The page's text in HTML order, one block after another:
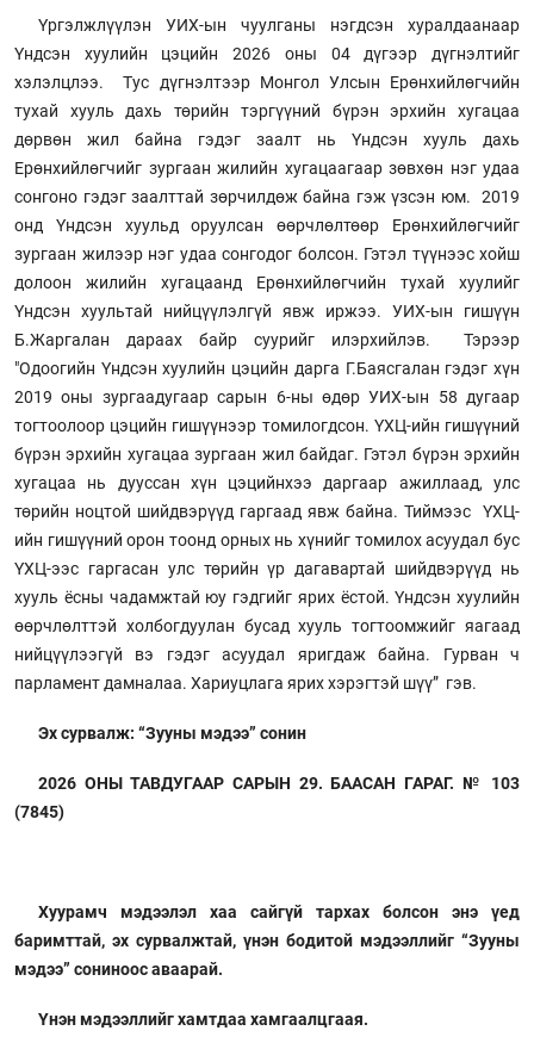
Үргэлжлүүлэн УИХ-ын чуулганы нэгдсэн хуралдаанаар
Үндсэн хуулийн цэцийн 2026 оны 04 дүгээр дүгнэлтийг
хэлэлцлээ. Тус дүгнэлтээр Монгол Улсын Ерөнхийлөгчийн
тухай хууль дахь төрийн тэргүүний бүрэн эрхийн хугацаа
дөрвөн жил байна гэдэг заалт нь Үндсэн хууль дахь
Ерөнхийлөгчийг зургаан жилийн хугацаагаар зөвхөн нэг удаа
сонгоно гэдэг заалттай зөрчилдөж байна гэж үзсэн юм. 2019
онд Үндсэн хуульд оруулсан өөрчлөлтөөр Ерөнхийлөгчийг
зургаан жилээр нэг удаа сонгодог болсон. Гэтэл түүнээс хойш
долоон жилийн хугацаанд Ерөнхийлөгчийн тухай хуулийг
Үндсэн хуультай нийцүүлэлгүй явж иржээ. УИХ-ын гишүүн
Б.Жаргалан дараах байр суурийг илэрхийлэв. Тэрээр
"Одоогийн Үндсэн хуулийн цэцийн дарга Г.Баясгалан гэдэг хүн
2019 оны зургаадугаар сарын 6-ны өдөр УИХ-ын 58 дугаар
тогтоолоор цэцийн гишүүнээр томилогдсон. ҮХЦ-ийн гишүүний
бүрэн эрхийн хугацаа зургаан жил байдаг. Гэтэл бүрэн эрхийн
хугацаа нь дууссан хүн цэцийнхээ даргаар ажиллаад, улс
төрийн ноцтой шийдвэрүүд гаргаад явж байна. Тиймээс ҮХЦ-
ийн гишүүний орон тоонд орных нь хүнийг томилох асуудал бус
ҮХЦ-ээс гаргасан улс төрийн үр дагавартай шийдвэрүүд нь
хууль ёсны чадамжтай юу гэдгийг ярих ёстой. Үндсэн хуулийн
өөрчлөлттэй холбогдуулан бусад хууль тогтоомжийг яагаад
нийцүүлээгүй вэ гэдэг асуудал яригдаж байна. Гурван ч
парламент дамналаа. Хариуцлага ярих хэрэгтэй шүү” гэв.
Эх сурвалж: “Зууны мэдээ” сонин
2026 ОНЫ ТАВДУГААР САРЫН 29. БААСАН ГАРАГ. № 103
(7845)
Хуурамч мэдээлэл хаа сайгүй тархах болсон энэ үед
баримттай, эх сурвалжтай, үнэн бодитой мэдээллийг “Зууны
мэдээ” сониноос аваарай.
Үнэн мэдээллийг хамтдаа хамгаалцгаая.